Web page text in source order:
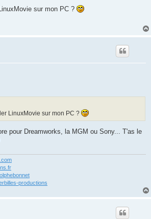
sur mon PC ?
LinuxMovie sur mon PC ?
pour Dreamworks, la MGM ou Sony... T'as le
productions